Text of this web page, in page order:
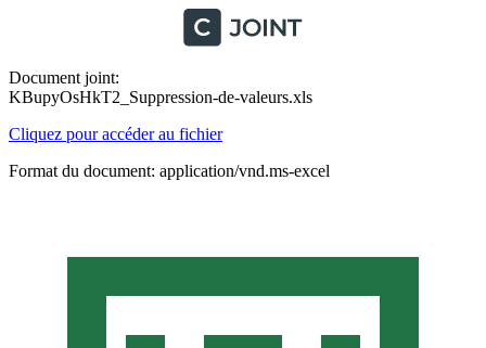
Document joint:
KBupyOsHkT2_Suppression-de-valeurs.xls
Cliquez pour accéder au fichier
Format du document: application/vnd.ms-excel